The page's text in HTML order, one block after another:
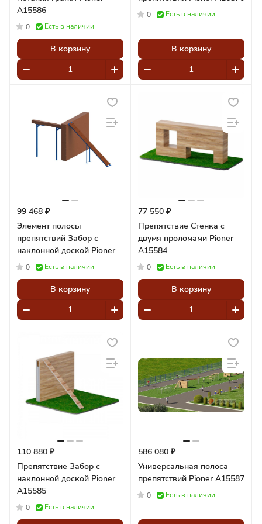
A15586
0 Есть в наличии
В корзину
0 Есть в наличии
В корзину
99 468 ₽
Элемент полосы
препятствий Забор с
наклонной доской Pioner
A16684
0 Есть в наличии
В корзину
77 550 ₽
Препятствие Стенка с
двумя проломами Pioner
A15584
0 Есть в наличии
В корзину
110 880 ₽
Препятствие Забор с
наклонной доской Pioner
A15585
0 Есть в наличии
586 080 ₽
Универсальная полоса
препятствий Pioner A15587
0 Есть в наличии